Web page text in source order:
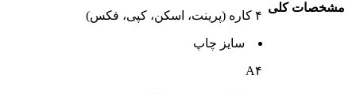
مشخصات کلی
۴ کاره (پرینت، اسکن، کپی، فکس)
سایز چاپ
A۴